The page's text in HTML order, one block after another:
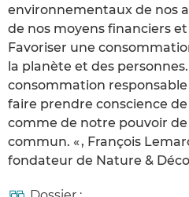
environnementaux de nos
de nos moyens financiers
Favoriser une
la planète et des
consommation
faire prendre conscience
comme de notre pouvoir
commun. « , François
fondateur de Nature &